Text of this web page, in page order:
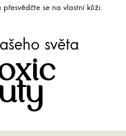
přesvědčte se na vlastní kůži.
světa